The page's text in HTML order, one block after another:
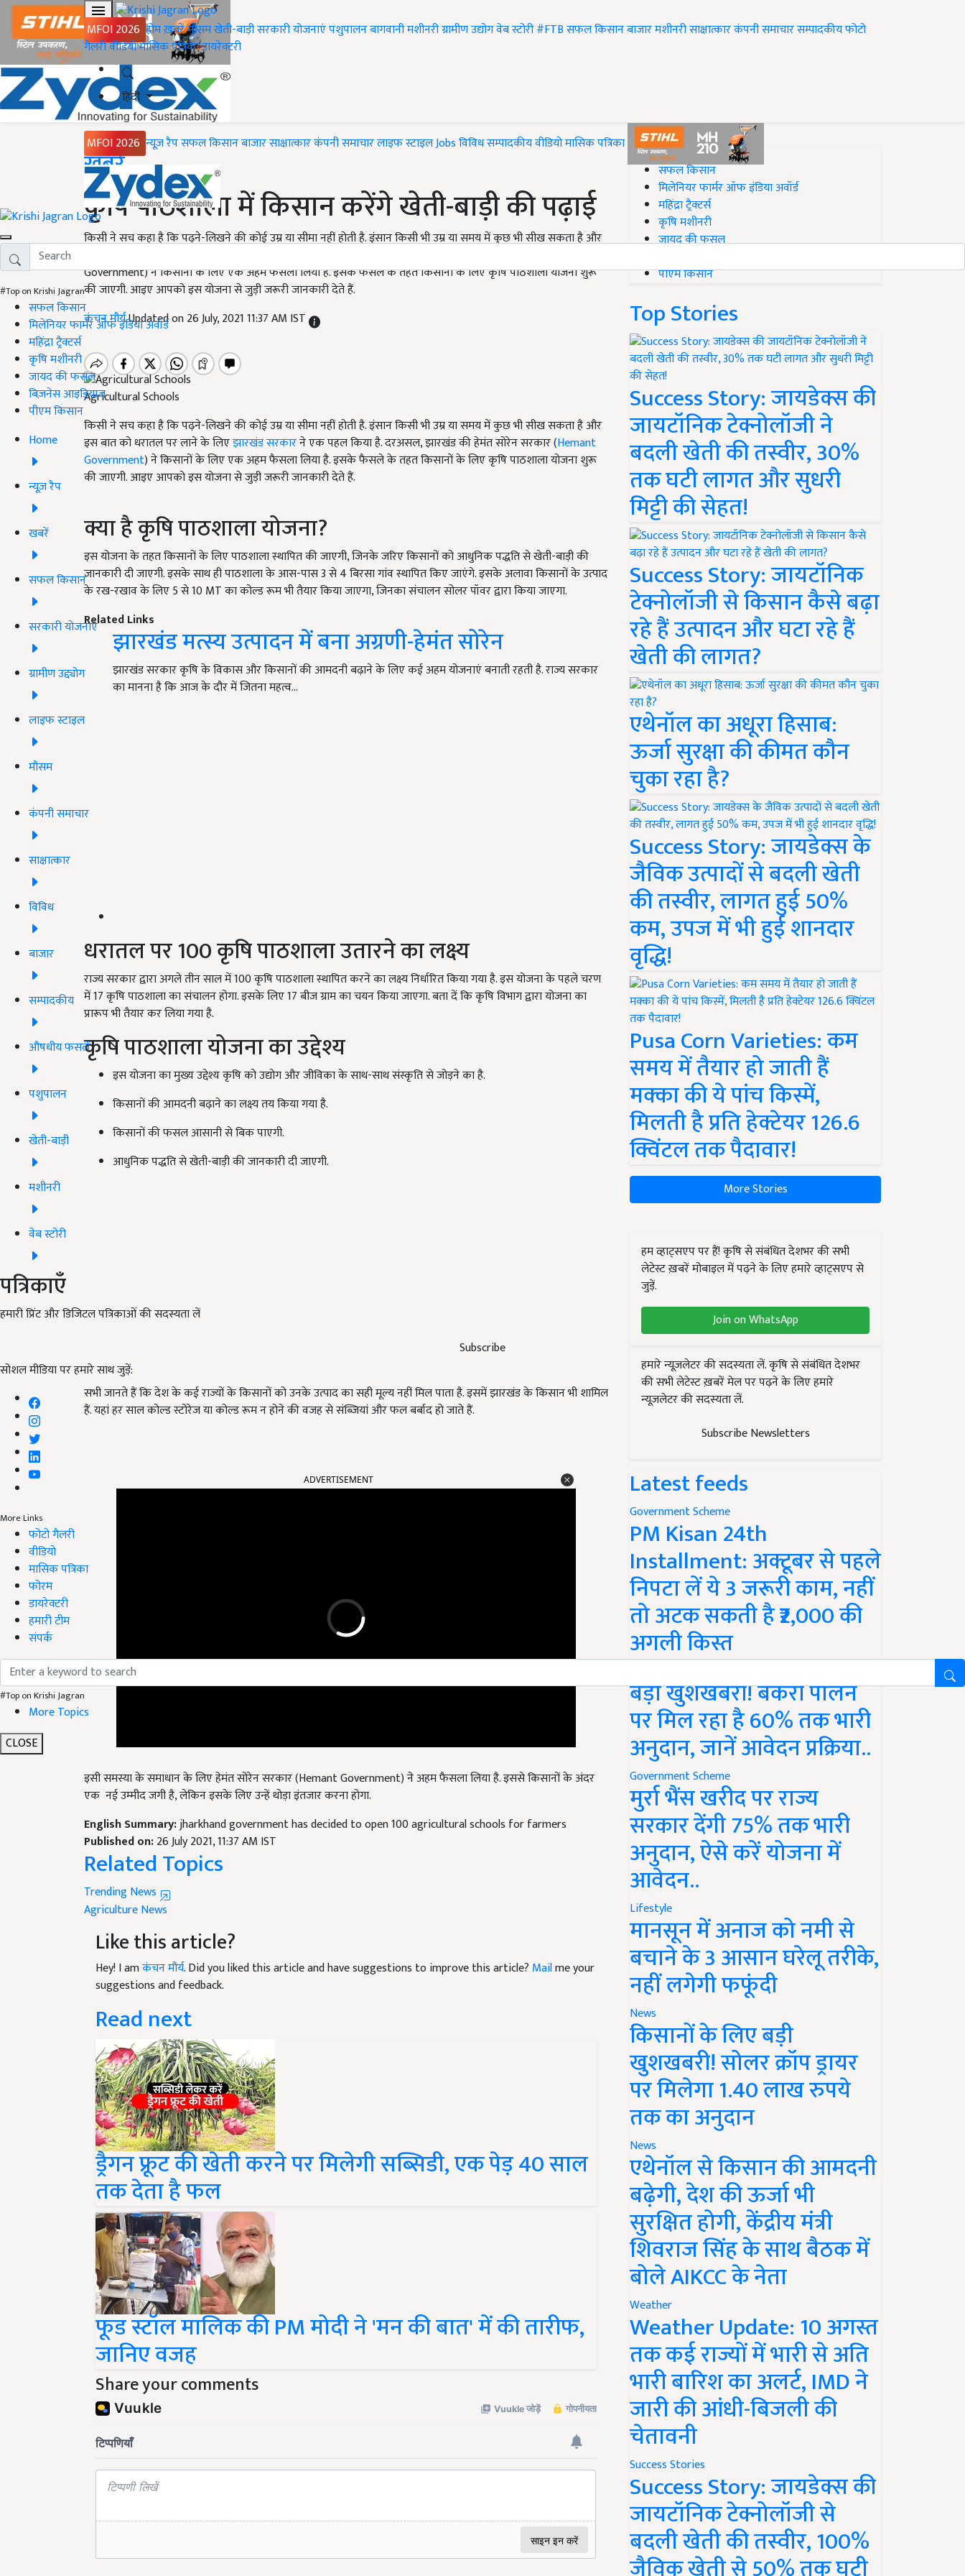
MFOI 2026 होमख़बरेंमौसमखेती-बाड़ीसरकारी योजनाएंपशुपालनबागवानीमशीनरीग्रामीण उद्योगवेब स्टोरी#FTBसफल किसानबाजारमशीनरीसाक्षात्कारकंपनी समाचारसम्पादकीयफोटो
गैलरीवीडियोमासिक पत्रिकाडायरेक्टरी
हिंदी
MFOI 2026 न्यूज़ रैपसफल किसानबाजारसाक्षात्कारकंपनी समाचारलाइफ स्टाइलJobsविविधसम्पादकीयवीडियोमासिक पत्रिका
#Top on Krishi Jagran
सफल किसान
मिलेनियर फार्मर ऑफ इंडिया अवॉर्ड
महिंद्रा ट्रैक्टर्स
कृषि मशीनरी
जायद की फसल
बिज़नेस आइडियाज
पीएम किसान
Home
न्यूज़ रैप
खबरें
सफल किसान
सरकारी योजनाएं
ग्रामीण उद्द्योग
लाइफ स्टाइल
मौसम
कंपनी समाचार
साक्षात्कार
विविध
बाजार
सम्पादकीय
औषधीय फसलें
पशुपालन
खेती-बाड़ी
मशीनरी
वेब स्टोरी
पत्रिकाएँ
हमारी प्रिंट और डिजिटल पत्रिकाओं की सदस्यता लें
Subscribe
सोशल मीडिया पर हमारे साथ जुड़ें:
More Links
फोटो गैलरी
वीडियो
मासिक पत्रिका
फोरम
डायरेक्टरी
हमारी टीम
संपर्क
#Top on Krishi Jagran
More Topics
CLOSE
Home
ख़बरें
कृषि पाठशाला में किसान करेंगे खेती-बाड़ी की पढ़ाई
किसी ने सच कहा है कि पढ़ने-लिखने की कोई उम्र या सीमा नहीं होती है. इंसान किसी भी उम्र या समय में कुछ भी सीख सकता है और
Government) ने किसानों के लिए एक अहम फैसला लिया है. इसके फैसले के तहत किसानों के लिए कृषि पाठशाला योजना शुरू
की जाएगी. आइए आपको इस योजना से जुड़ी जरूरी जानकारी देते हैं.
कंचन मौर्यUpdated on 26 July, 2021 11:37 AM IST
Agricultural Schools
किसी ने सच कहा है कि पढ़ने-लिखने की कोई उम्र या सीमा नहीं होती है. इंसान किसी भी उम्र या समय में कुछ भी सीख सकता है और
इस बात को धरातल पर लाने के लिएझारखंड सरकारने एक पहल किया है. दरअसल, झारखंड की हेमंत सोरेन सरकार (Hemant
Government) ने किसानों के लिए एक अहम फैसला लिया है. इसके फैसले के तहत किसानों के लिए कृषि पाठशाला योजना शुरू
की जाएगी. आइए आपको इस योजना से जुड़ी जरूरी जानकारी देते हैं.
क्या है कृषि पाठशाला योजना?
इस योजना के तहत किसानों के लिए पाठशाला स्थापित की जाएगी, जिनके जरिए किसानों को आधुनिक पद्धति से खेती-बाड़ी की
जानकारी दी जाएगी. इसके साथ ही पाठशाला के आस-पास 3 से 4 बिरसा गांव स्थापित किए जाएंगे. इसके अलावा किसानों के उत्पाद
के रख-रखाव के लिए 5 से 10 MT का कोल्ड रूम भी तैयार किया जाएगा, जिनका संचालन सोलर पॉवर द्वारा किया जाएगा.
Related Links
झारखंड मत्स्य उत्पादन में बना अग्रणी-हेमंत सोरेन
झारखंड सरकार कृषि के विकास और किसानों की आमदनी बढ़ाने के लिए कई अहम योजनाएं बनाती रहती है. राज्य सरकार
का मानना है कि आज के दौर में जितना महत्व…
धरातल पर 100 कृषि पाठशाला उतारने का लक्ष्य
राज्य सरकार द्वारा अगले तीन साल में 100 कृषि पाठशाला स्थापित करने का लक्ष्य निर्धारित किया गया है. इस योजना के पहले चरण
में 17 कृषि पाठशाला का संचालन होगा. इसके लिए 17 बीज ग्राम का चयन किया जाएगा. बता दें कि कृषि विभाग द्वारा योजना का
प्रारूप भी तैयार कर लिया गया है.
कृषि पाठशाला योजना का उद्देश्य
इस योजना का मुख्य उद्देश्य कृषि को उद्योग और जीविका के साथ-साथ संस्कृति से जोड़ने का है.
किसानों की आमदनी बढ़ाने का लक्ष्य तय किया गया है.
किसानों की फसल आसानी से बिक पाएगी.
आधुनिक पद्धति से खेती-बाड़ी की जानकारी दी जाएगी.
सभी जानते हैं कि देश के कई राज्यों के किसानों को उनके उत्पाद का सही मूल्य नहीं मिल पाता है. इसमें झारखंड के किसान भी शामिल
हैं. यहां हर साल कोल्ड स्टोरेज या कोल्ड रूम न होने की वजह से संब्जियां और फल बर्बाद हो जाते हैं.
एक नई उम्मीद जगी है, लेकिन इसके लिए उन्हें थोड़ा इंतजार करना होगा.
English Summary:
jharkhand government has decided to open 100 agricultural schools for farmers
Published on:26 July 2021, 11:37 AM IST
Related Topics
Trending News
Agriculture News
Like this article?
Hey! I amकंचन मौर्य. Did you liked this article and have suggestions to improve this article?
suggestions and feedback.
Read next
ड्रैगन फ्रूट की खेती करने पर मिलेगी सब्सिडी, एक पेड़ 40 साल
तक देता है फल
फूड स्टॉल मालिक की PM मोदी ने 'मन की बात' में की तारीफ,
जानिए वजह
Share your comments
#Top on Krishi Jagran
सफल किसान
मिलेनियर फार्मर ऑफ इंडिया अवॉर्ड
महिंद्रा ट्रैक्टर्स
कृषि मशीनरी
जायद की फसल
पीएम किसान
Top Stories
Success Story: जायडेक्स की
जायटॉनिक टेक्नोलॉजी ने
बदली खेती की तस्वीर, 30%
तक घटी लागत और सुधरी
मिट्टी की सेहत!
Success Story: जायटॉनिक
टेक्नोलॉजी से किसान कैसे बढ़ा
रहे हैं उत्पादन और घटा रहे हैं
खेती की लागत?
एथेनॉल का अधूरा हिसाब:
ऊर्जा सुरक्षा की कीमत कौन
चुका रहा है?
Success Story: जायडेक्स के
जैविक उत्पादों से बदली खेती
की तस्वीर, लागत हुई 50%
कम, उपज में भी हुई शानदार
वृद्धि!
Pusa Corn Varieties: कम
समय में तैयार हो जाती हैं
मक्का की ये पांच किस्में,
मिलती है प्रति हेक्टेयर 126.6
क्विंटल तक पैदावार!
More Stories
हम व्हाट्सएप पर हैं! कृषि से संबंधित देशभर की सभी
लेटेस्ट ख़बरें मोबाइल में पढ़ने के लिए हमारे व्हाट्सएप से
जुड़ें.
Join on WhatsApp
हमारे न्यूज़लेटर की सदस्यता लें. कृषि से संबंधित देशभर
की सभी लेटेस्ट ख़बरें मेल पर पढ़ने के लिए हमारे
न्यूज़लेटर की सदस्यता लें.
Subscribe Newsletters
Latest feeds
Government Scheme
PM Kisan 24th
Installment: अक्टूबर से पहले
निपटा लें ये 3 जरूरी काम, नहीं
तो अटक सकती है ₹2,000 की
अगली किस्त
बड़ी खुशखबरी! बकरी पालन
पर मिल रहा है 60% तक भारी
अनुदान, जानें आवेदन प्रक्रिया..
Government Scheme
मुर्रा भैंस खरीद पर राज्य
सरकार देंगी 75% तक भारी
अनुदान, ऐसे करें योजना में
आवेदन..
Lifestyle
मानसून में अनाज को नमी से
बचाने के 3 आसान घरेलू तरीके,
नहीं लगेगी फफूंदी
News
किसानों के लिए बड़ी
खुशखबरी! सोलर क्रॉप ड्रायर
पर मिलेगा 1.40 लाख रुपये
तक का अनुदान
News
एथेनॉल से किसान की आमदनी
बढ़ेगी, देश की ऊर्जा भी
सुरक्षित होगी, केंद्रीय मंत्री
शिवराज सिंह के साथ बैठक में
बोले AIKCC के नेता
Weather
Weather Update: 10 अगस्त
तक कई राज्यों में भारी से अति
भारी बारिश का अलर्ट, IMD ने
जारी की आंधी-बिजली की
चेतावनी
Success Stories
Success Story: जायडेक्स की
जायटॉनिक टेक्नोलॉजी से
बदली खेती की तस्वीर, 100%